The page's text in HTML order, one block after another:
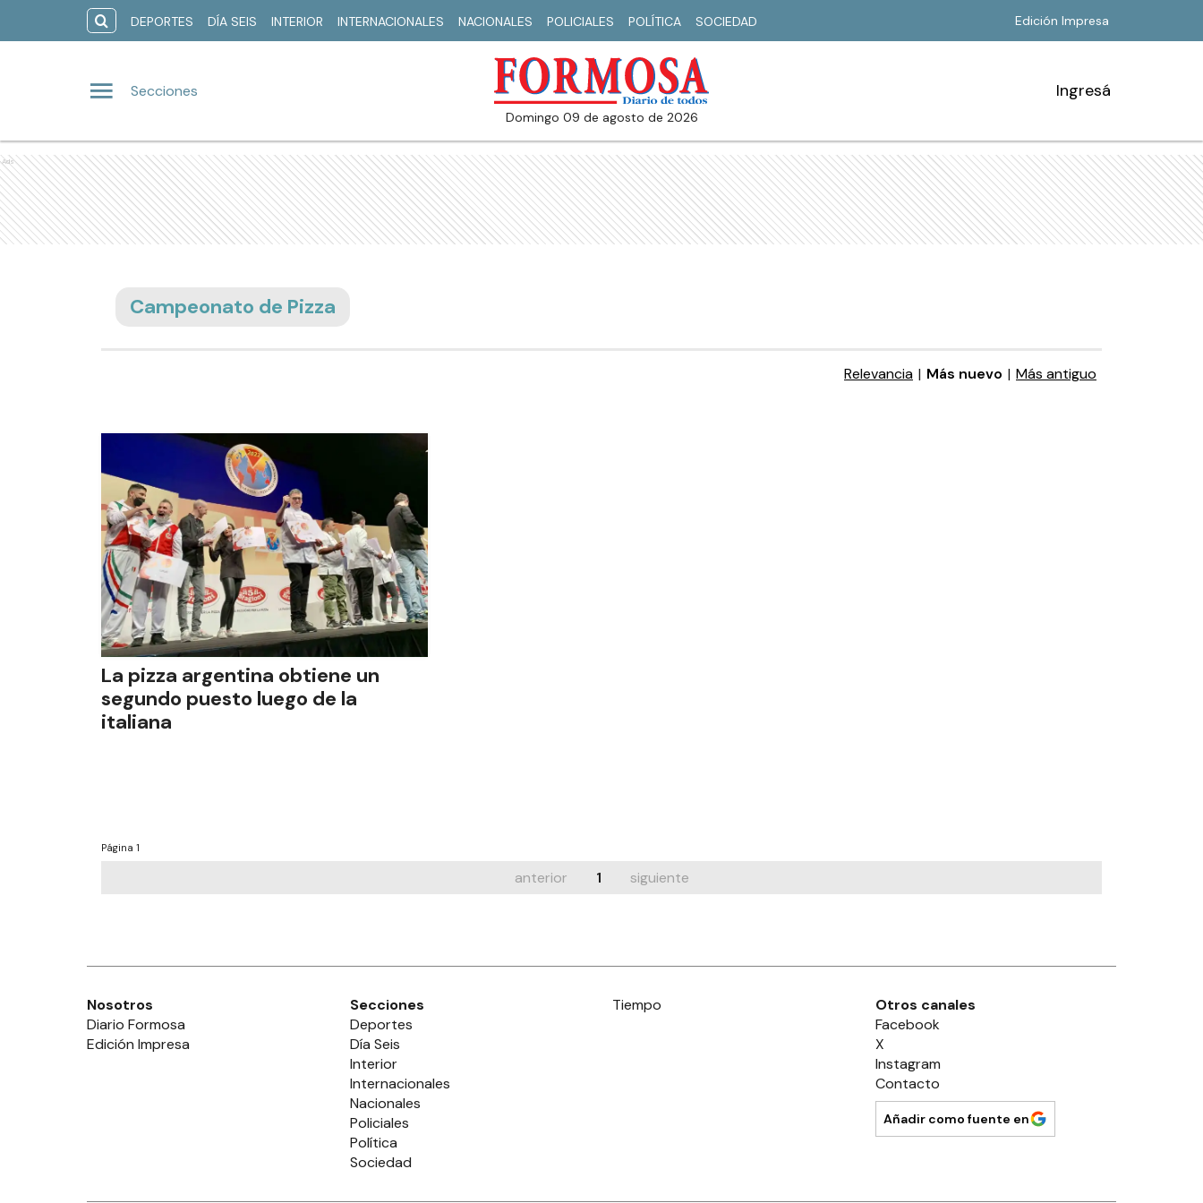
DEPORTES DÍA SEIS INTERIOR INTERNACIONALES NACIONALES POLICIALES POLÍTICA SOCIEDAD Edición Impresa
Secciones
domingo 09 de agosto de 2026
Ingresá
Ads
Campeonato de Pizza
Relevancia | Más nuevo | Más antiguo
La pizza argentina obtiene un
segundo puesto luego de la
italiana
Página 1
anterior 1 siguiente
Nosotros
Diario Formosa
Edición Impresa
Secciones
Deportes
Día Seis
Interior
Internacionales
Nacionales
Policiales
Política
Sociedad
Tiempo
Otros canales
Facebook
X
Instagram
Contacto
Añadir como fuente en